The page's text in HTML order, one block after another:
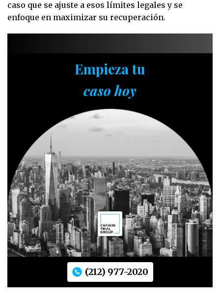
caso que se ajuste a esos límites legales y se
enfoque en maximizar su recuperación.
Empieza tu
caso hoy
(212) 977-2020